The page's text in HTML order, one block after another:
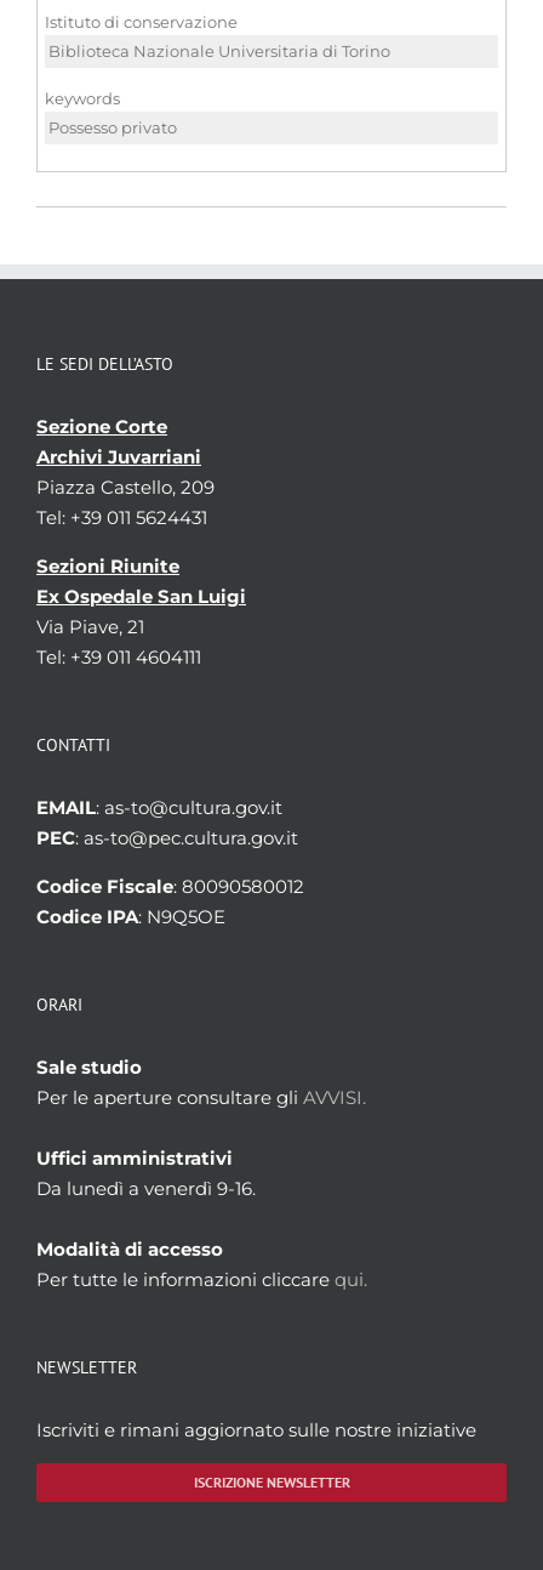
Istituto di conservazione
Biblioteca Nazionale Universitaria di Torino
keywords
Possesso privato
LE SEDI DELL’ASTO
Sezione Corte
Archivi Juvarriani
Piazza Castello, 209
Tel: +39 011 5624431
Sezioni Riunite
Ex Ospedale San Luigi
Via Piave, 21
Tel: +39 011 4604111
CONTATTI
EMAIL: as-to@cultura.gov.it
PEC: as-to@pec.cultura.gov.it
Codice Fiscale: 80090580012
Codice IPA: N9Q5OE
ORARI
Sale studio
Per le aperture consultare gli AVVISI.
Uffici amministrativi
Da lunedì a venerdì 9-16.
Modalità di accesso
Per tutte le informazioni cliccare qui.
NEWSLETTER
Iscriviti e rimani aggiornato sulle nostre iniziative
ISCRIZIONE NEWSLETTER